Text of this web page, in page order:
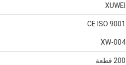
XUWEI
CE ISO 9001
XW-004
200 قطعة